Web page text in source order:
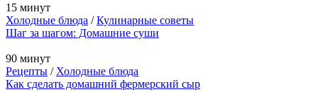
15 минут
Холодные блюда /Кулинарные советы
Шаг за шагом: Домашние суши
90 минут
Рецепты / Холодные блюда
Как сделать домашний фермерский сыр